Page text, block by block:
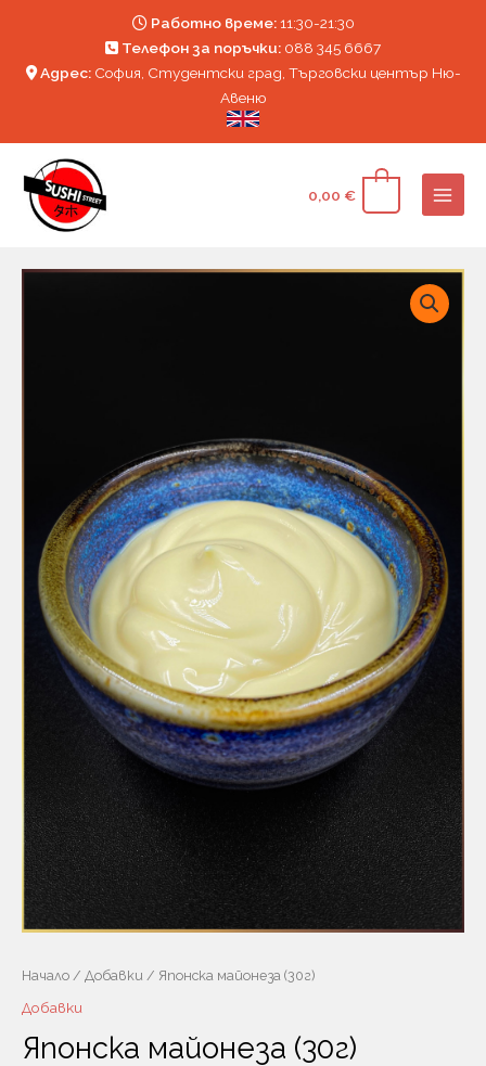
Работно време:11:30-21:30
Телефон за поръчки: 088 345 6667
Aдрес:София, Студентски град, Търговски център Ню-
Авеню
0,00 €
Menu
Начало / Добавки / Японска майонеза (30г)
Добавки
Японска майонеза (30г)